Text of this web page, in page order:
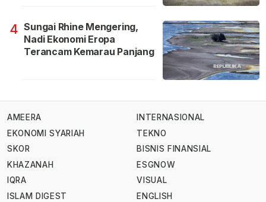
4 Sungai Rhine Mengering,
Nadi Ekonomi Eropa
Terancam Kemarau Panjang
AMEERA
EKONOMI SYARIAH
SKOR
KHAZANAH
IQRA
ISLAM DIGEST
INTERNASIONAL
TEKNO
BISNIS FINANSIAL
ESGNOW
VISUAL
ENGLISH